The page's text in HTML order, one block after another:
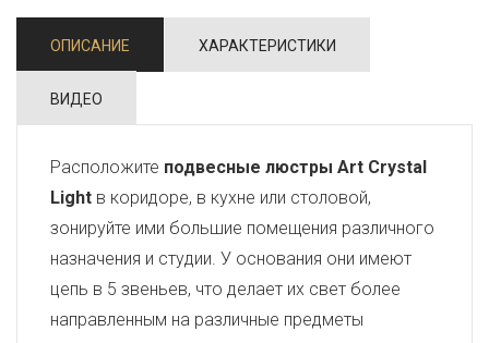
ОПИСАНИЕ ХАРАКТЕРИСТИКИ
ВИДЕО
Расположите подвесные люстры Art Crystal
Light в коридоре, в кухне или столовой,
зонируйте ими большие помещения различного
назначения и студии. У основания они имеют
цепь в 5 звеньев, что делает их свет более
направленным на различные предметы